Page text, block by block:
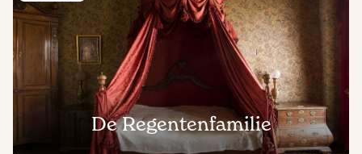
De Regentenfamilie